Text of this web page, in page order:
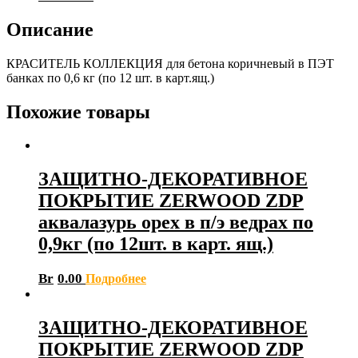
Описание
КРАСИТЕЛЬ КОЛЛЕКЦИЯ для бетона коричневый в ПЭТ
банках по 0,6 кг (по 12 шт. в карт.ящ.)
Похожие товары
ЗАЩИТНО-ДЕКОРАТИВНОЕ
ПОКРЫТИЕ ZERWOOD ZDP
аквалазурь орех в п/э ведрах по
0,9кг (по 12шт. в карт. ящ.)
Br 0.00 Подробнее
ЗАЩИТНО-ДЕКОРАТИВНОЕ
ПОКРЫТИЕ ZERWOOD ZDP